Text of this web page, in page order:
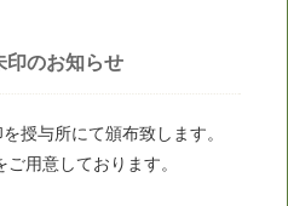
印のお知らせ
授与所にて頒布致します。
用意しております。